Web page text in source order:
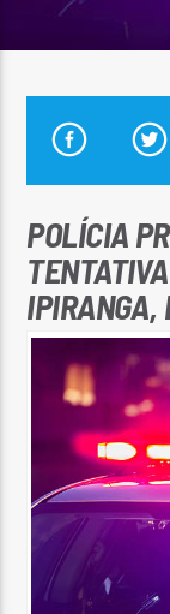
POLÍCIA
IPIRANGA,